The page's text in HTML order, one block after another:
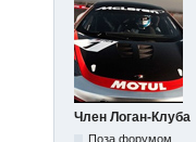
Член Логан-Клуба
Поза форумом